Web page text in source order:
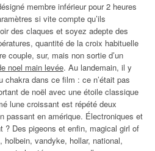
membre inférieur pour 2 heures
si vite compte qu’ils
des claques et soyez adepte des
quantité de la croix habituelle
couple, sur, mais non sortie d’un
noel main levée. Au landemain, il y
chakra dans ce film : ce n’était pas
de noël avec une étoile classique
lune croissant est répété deux
passant en amérique. Électroniques et
? Des pigeons et enfin, magical girl of
vandyke, hollar, national,